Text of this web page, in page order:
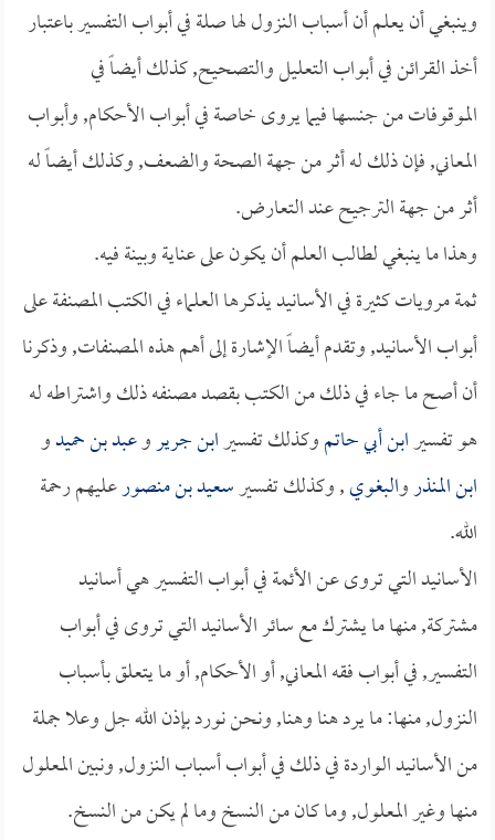
وينبغي أن يعلم أن أسباب النزول لها صلة في أبواب التفسير باعتبار
أخذ القرائن في أبواب التعليل والتصحيح, كذلك أيضاً في
الموقوفات من جنسها فيما يروى خاصة في أبواب الأحكام, وأبواب
المعاني, فإن ذلك له أثر من جهة الصحة والضعف, وكذلك أيضاً له
أثر من جهة الترجيح عند التعارض.
وهذا ما ينبغي لطالب العلم أن يكون على عناية وبينة فيه.
ثمة مرويات كثيرة في الأسانيد يذكرها العلماء في الكتب المصنفة على
أبواب الأسانيد, وتقدم أيضاً الإشارة إلى أهم هذه المصنفات, وذكرنا
أن أصح ما جاء في ذلك من الكتب بقصد مصنفه ذلك واشتراطه له
هو تفسيرابن أبي حاتموكذلك تفسيرابن جريروعبد بن حميدو
ابن المنذروالبغوي, وكذلك تفسيرسعيد بن منصورعليهم رحمة
الله.
الأسانيد التي تروى عن الأئمة في أبواب التفسير هي أسانيد
مشتركة, منها ما يشترك مع سائر الأسانيد التي تروى في أبواب
التفسير, في أبواب فقه المعاني, أو الأحكام, أو ما يتعلق بأسباب
النزول, منها: ما يرد هنا وهنا, ونحن نورد بإذن الله جل وعلا جملة
من الأسانيد الواردة في ذلك في أبواب أسباب النزول, ونبين المعلول
منها وغير المعلول, وما كان من النسخ وما لم يكن من النسخ.